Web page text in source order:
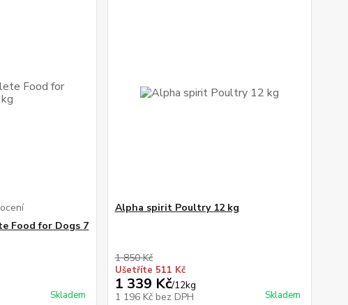
Food for Dogs 7
Skladem
Alpha spirit Poultry 12 kg
1 850 Kč
Ušetříte 511 Kč
1 339 Kč/12kg
1 196 Kč bez DPH Skladem